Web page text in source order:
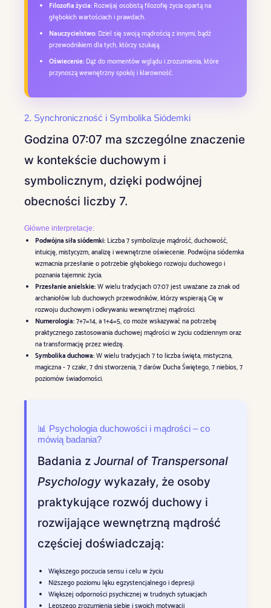
Filozofia życia: Rozwijaj osobistą filozofię życia opartą na
głębokich wartościach i prawdach.
Nauczycielstwo: Dziel się swoją mądrością z innymi, bądź
przewodnikiem dla tych, którzy szukają.
Oświecenie: Dąż do momentów wglądu i zrozumienia, które
przynoszą wewnętrzny spokój i klarowność.
2. Synchroniczność i Symbolika Siódemki
Godzina 07:07 ma szczególne znaczenie
w kontekście duchowym i
symbolicznym, dzięki podwójnej
obecności liczby 7.
Główne interpretacje:
Podwójna siła siódemki: Liczba 7 symbolizuje mądrość, duchowość,
intuicję, mistycyzm, analizę i wewnętrzne oświecenie. Podwójna siódemka
wzmacnia przesłanie o potrzebie głębokiego rozwoju duchowego i
poznania tajemnic życia.
Przesłanie anielskie:W wielu tradycjach 07:07 jest uważane za znak od
archaniołów lub duchowych przewodników, którzy wspierają Cię w
rozwoju duchowym i odkrywaniu wewnętrznej mądrości.
Numerologia:7+7=14, a 1+4=5, co może wskazywać na potrzebę
praktycznego zastosowania duchowej mądrości w życiu codziennym oraz
na transformację przez wiedzę.
Symbolika duchowa:W wielu tradycjach 7 to liczba święta, mistyczna,
magiczna - 7 czakr, 7 dni stworzenia, 7 darów Ducha Świętego, 7 niebios, 7
poziomów świadomości.
📊 Psychologia duchowości i mądrości – co
mówią badania?
Badania z Journal of Transpersonal
Psychology wykazały, że osoby
praktykujące rozwój duchowy i
rozwijające wewnętrzną mądrość
częściej doświadczają:
Większego poczucia sensu i celu w życiu
Niższego poziomu lęku egzystencjalnego i depresji
Większej odporności psychicznej w trudnych sytuacjach